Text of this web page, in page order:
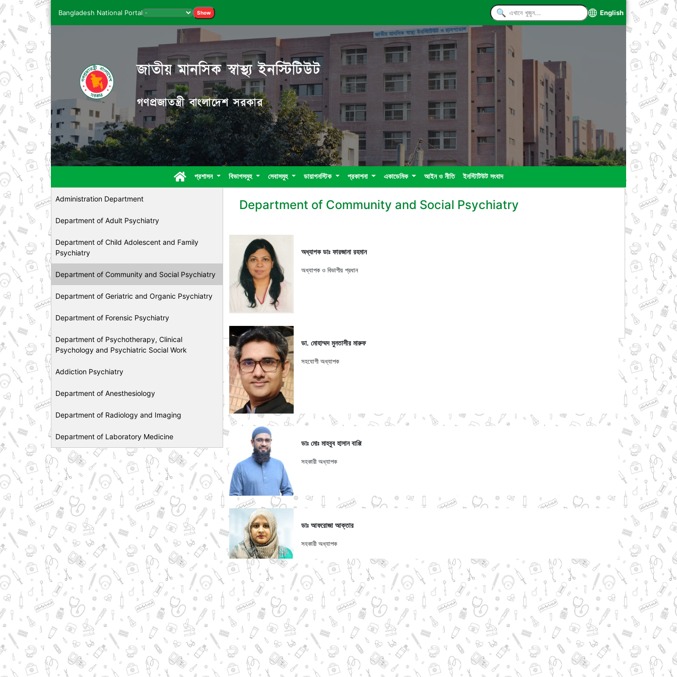
Bangladesh National Portal Show English
জাতীয় মানসিক স্বাস্থ্য ইনস্টিটিউট
গণপ্রজাতন্ত্রী বাংলাদেশ সরকার
প্রশাসন বিভাগসমুহ সেবাসমুহ ডায়াগনস্টিক প্রকাশনা একাডেমিক আইন ও নীতি ইনস্টিটিউট সংবাদ
Administration Department
Department of Adult Psychiatry
Department of Child Adolescent and Family
Psychiatry
Department of Community and Social Psychiatry
Department of Geriatric and Organic Psychiatry
Department of Forensic Psychiatry
Department of Psychotherapy, Clinical
Psychology and Psychiatric Social Work
Addiction Psychiatry
Department of Anesthesiology
Department of Radiology and Imaging
Department of Laboratory Medicine
Department of Community and Social Psychiatry
অধ্যাপক ডাঃ ফারজানা রহমান
অধ্যাপক ও বিভাগীয় প্রধান
ডা. মোহাম্মদ মুনতাসীর মারুফ
সহযোগী অধ্যাপক
ডাঃ মোঃ মাহবুব হাসান বাপ্পি
সহকারী অধ্যাপক
ডাঃ আফরোজা আক্তার
সহকারী অধ্যাপক